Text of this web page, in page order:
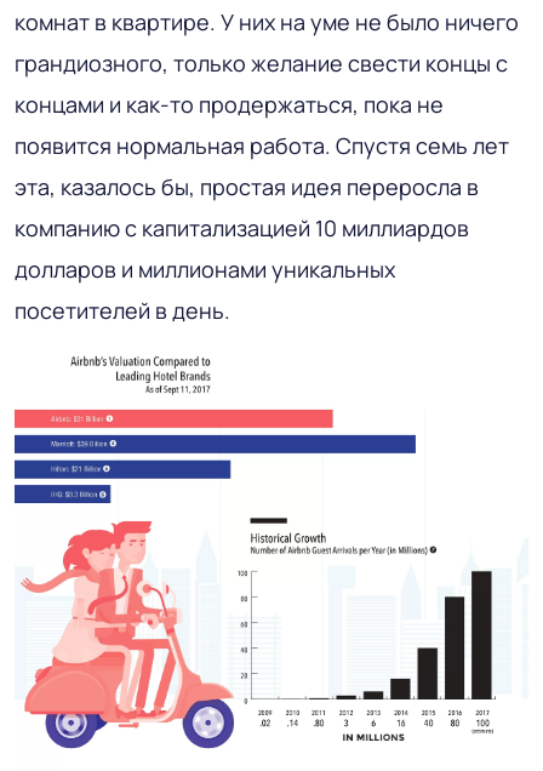
комнат в квартире. У них на уме не было ничего
грандиозного, только желание свести концы с
концами и как-то продержаться, пока не
появится нормальная работа. Спустя семь лет
эта, казалось бы, простая идея переросла в
компанию с капитализацией 10 миллиардов
долларов и миллионами уникальных
посетителей в день.